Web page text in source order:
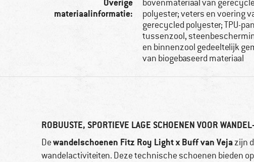
Overige
materiaalinformatie:
bovenmateriaal van
polyester; veters en voering
gerecycled polyester; TPU-
tussenzool,
en binnenzool gedeeltelijk
van biogebaseerd materiaal
ROBUUSTE, SPORTIEVE LAGE SCHOENEN VOOR
Dewandelschoenen Fitz Roy Light x Buff van Vejazijn
wandelactiviteiten. Deze technische schoenen bieden